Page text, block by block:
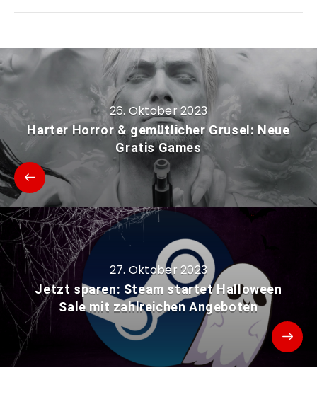
26. Oktober 2023
Harter Horror & gemütlicher Grusel: Neue
Gratis Games
27. Oktober 2023
Jetzt sparen: Steam startet Halloween
Sale mit zahlreichen Angeboten